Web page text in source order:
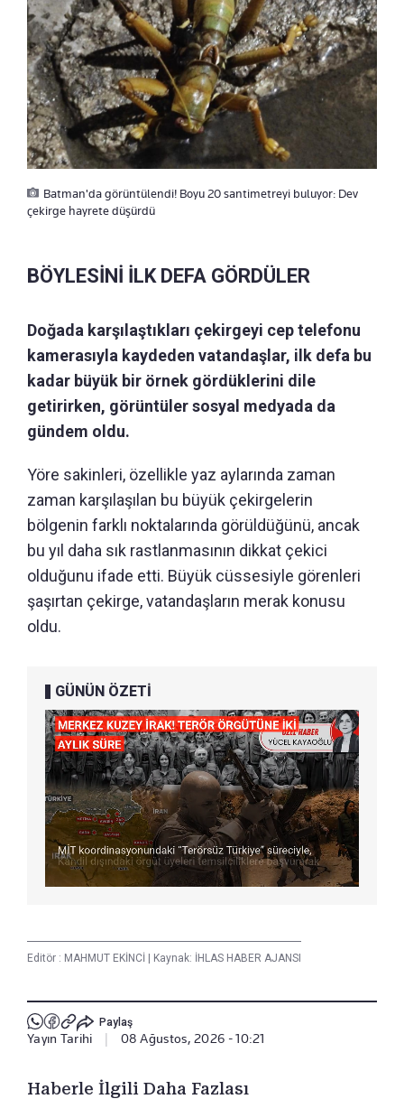
Batman'da görüntülendi! Boyu 20 santimetreyi buluyor: Dev
çekirge hayrete düşürdü
BÖYLESİNİ İLK DEFA GÖRDÜLER
Doğada karşılaştıkları çekirgeyi cep telefonu
kamerasıyla kaydeden vatandaşlar, ilk defa bu
kadar büyük bir örnek gördüklerini dile
getirirken, görüntüler sosyal medyada da
gündem oldu.
Yöre sakinleri, özellikle yaz aylarında zaman
zaman karşılaşılan bu büyük çekirgelerin
bölgenin farklı noktalarında görüldüğünü, ancak
bu yıl daha sık rastlanmasının dikkat çekici
olduğunu ifade etti. Büyük cüssesiyle görenleri
şaşırtan çekirge, vatandaşların merak konusu
oldu.
GÜNÜN ÖZETİ
Editör : MAHMUT EKİNCİ | Kaynak: İHLAS HABER AJANSI
Paylaş
Yayın Tarihi | 08 Ağustos, 2026 - 10:21
Haberle İlgili Daha Fazlası